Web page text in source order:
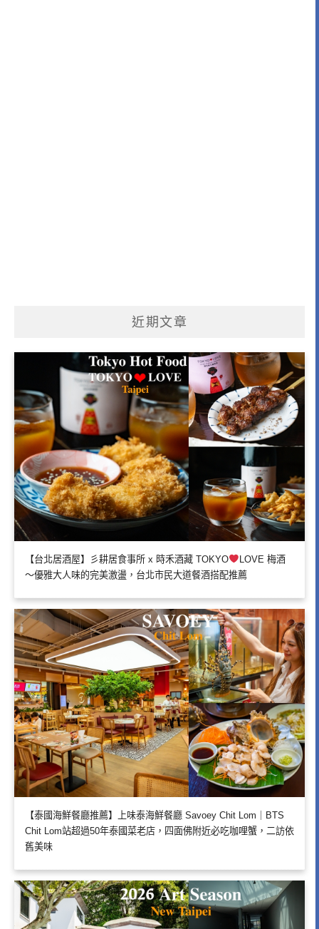
近期文章
【台北居酒屋】彡耕居食事所 x 時禾酒藏 TOKYO
LOVE 梅酒
～優雅大人味的完美激盪，台北市民大道餐酒搭配推薦
【泰國海鮮餐廳推薦】上味泰海鮮餐廳 Savoey Chit Lom｜BTS
Chit Lom站超過50年泰國菜老店，四面佛附近必吃咖哩蟹，二訪依
舊美味